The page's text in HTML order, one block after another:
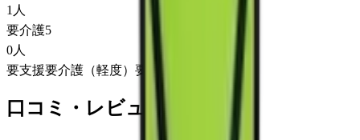
1 人
要介護5
0人
要支援要介護（軽度） 要介護（重度）
口コミ・レビュー